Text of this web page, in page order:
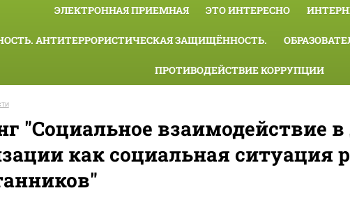
ЭЛЕКТРОННАЯ ПРИЕМНАЯ ЭТО ИНТЕРЕСНО
АНТИТЕРРОРИСТИЧЕСКАЯ ЗАЩИЩЁННОСТЬ.
ПРОТИВОДЕЙСТВИЕ КОРРУПЦИИ
"Социальное взаимодействие
как социальная ситуация